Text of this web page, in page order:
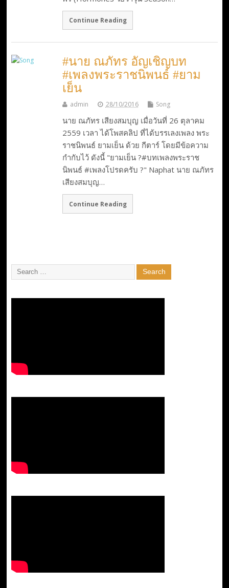
Continue Reading
#นาย ณภัทร อัญเชิญบท
#เพลงพระราชนิพนธ์ #ยาม
เย็น
admin 28/10/2016 Song
นาย ณภัทร เสียงสมบุญ เมื่อวันที่ 26 ตุลาคม
2559 เวลา ได้โพสคลิป ที่ได้บรรเลงเพลง พระ
ราชนิพนธ์ ยามเย็น ด้วย กีตาร์ โดยมีข้อความ
กำกับไว้ ดังนี้ "ยามเย็น ?#บทเพลงพระราช
นิพนธ์ #เพลงโปรดครับ ?" Naphat นาย ณภัทร
เสียงสมบุญ…
Continue Reading